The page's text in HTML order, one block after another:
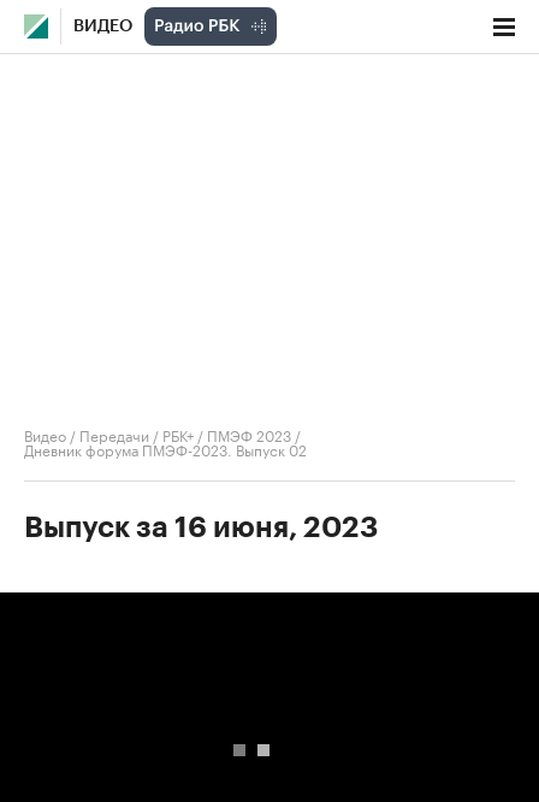
ВИДЕО
Видео / Передачи / РБК+ / ПМЭФ 2023 /
Дневник форума ПМЭФ-2023. Выпуск 02
Выпуск за 16 июня, 2023